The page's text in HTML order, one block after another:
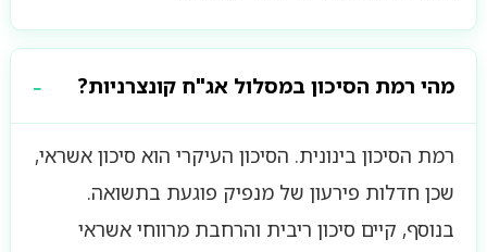
מהי רמת הסיכון במסלול אג"ח קונצרניות?
רמת הסיכון בינונית. הסיכון העיקרי הוא סיכון אשראי,
שכן חדלות פירעון של מנפיק פוגעת בתשואה.
בנוסף, קיים סיכון ריבית והרחבת מרווחי אשראי